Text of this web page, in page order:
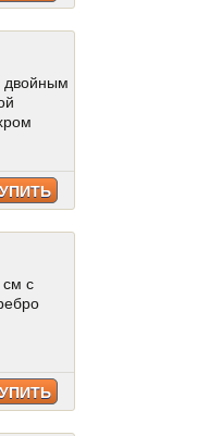
двойным
см с